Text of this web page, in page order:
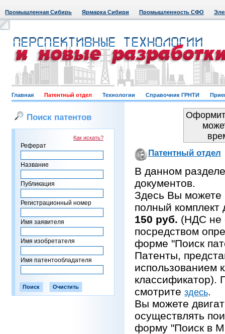
Промышленная Сибирь Ярмарка Сибири Промышленность СФО
Главная Патентный отдел Технологии Справочник ГРНТИ
Поиск патентов
Как искать?
Реферат
Название
Публикация
Регистрационный номер
Имя заявителя
Имя изобретателя
Имя патентообладателя
Патентный отдел
В данном
документов.
Здесь Вы можете
полный комплект
150 руб. (НДС не
посредством
форме "Поиск
Патенты,
использованием
классификатор).
смотрите здесь.
Вы можете
осуществлять
форму "Поиск в